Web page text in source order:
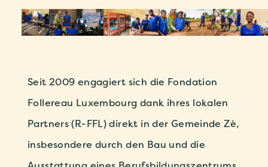
Seit 2009 engagiert sich die Fondation
Follereau Luxembourg dank ihres lokalen
Partners(R-FFL)direkt inder GemeindeZè,
insbesondere durchden Bau und die